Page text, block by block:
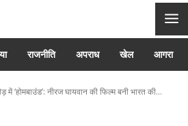
राजनीति अपराध खेल आगरा
‘होमबाउंड’: नीरज घायवान की फिल्म बनी भारत की...